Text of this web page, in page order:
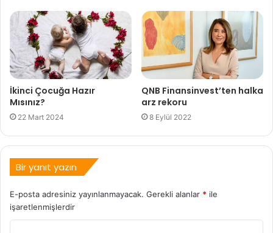
İkinci Çocuğa Hazır
Mısınız?
22 Mart 2024
QNB Finansinvest’ten halka
arz rekoru
8 Eylül 2022
Bir yanıt yazın
E-posta adresiniz yayınlanmayacak. Gerekli alanlar * ile
işaretlenmişlerdir